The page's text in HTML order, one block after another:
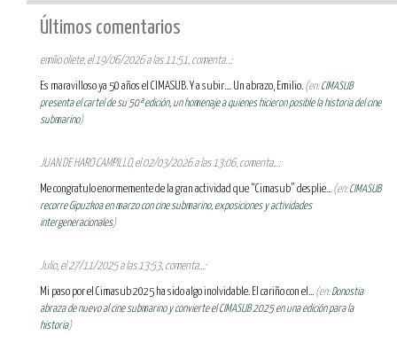
Últimos comentarios
emilio oliete, el 19/06/2026 a las 11:51, comenta...:
Es maravilloso ya 50 años el CIMASUB. Y a subir.... Un abrazo, Emilio. (en:CIMASUB
presenta el cartel de su 50ª edición, un homenaje a quienes hicieron posible la historia del cine
submarino)
JUAN DE HARO CAMPILLO, el 02/03/2026 a las 13:06, comenta...:
Me congratulo enormemente de la gran actividad que “Cimasub” desplie... (en:CIMASUB
recorre Gipuzkoa en marzo con cine submarino, exposiciones y actividades
intergeneracionales)
Julio, el 27/11/2025 a las 13:53, comenta...:
Mi paso por el Cimasub 2025 ha sido algo inolvidable. El cariño con el... (en:Donostia
abraza de nuevo al cine submarino y convierte el CIMASUB 2025 en una edición para la
historia)